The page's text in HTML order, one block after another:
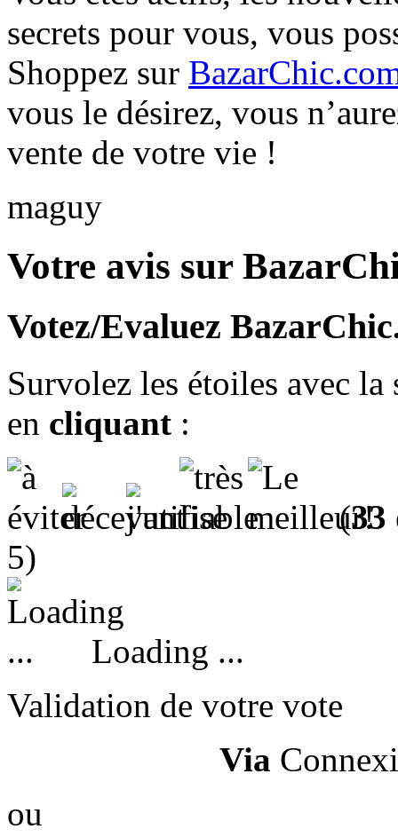
secrets pour vous, vous
Shoppez sur
vous le désirez, vous
vente de votre vie !
maguy
Votre avis sur
Votez/Evaluez
Survolez les étoiles avec
en cliquant :
(33
5)
Loading ...
Validation de votre vote
Via
ou